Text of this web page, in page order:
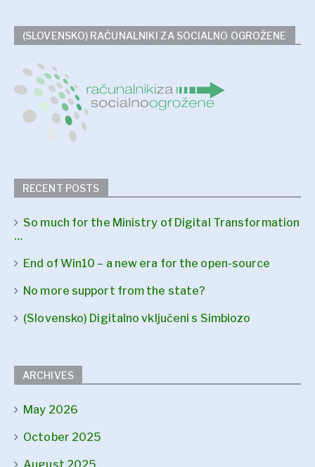
(SLOVENSKO) RAČUNALNIKI ZA SOCIALNO OGROŽENE
RECENT POSTS
So much for the Ministry of Digital Transformation
…
End of Win10 – a new era for the open-source
No more support from the state?
(Slovensko) Digitalno vključeni s Simbiozo
ARCHIVES
May 2026
October 2025